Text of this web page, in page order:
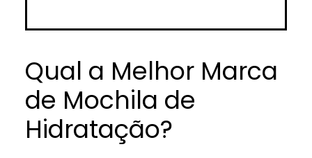
Qual a Melhor Marca
de Mochila de
Hidratação?